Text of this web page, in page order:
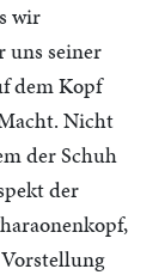
wir
uns seiner
dem Kopf
Nicht
der Schuh
der